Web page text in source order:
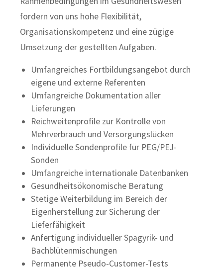
fordern von uns hohe Flexibilität,
Organisationskompetenz und eine zügige
Umsetzung der gestellten Aufgaben.
Umfangreiches Fortbildungsangebot durch
eigene und externe Referenten
Umfangreiche Dokumentation aller
Lieferungen
Reichweitenprofile zur Kontrolle von
Mehrverbrauch und Versorgungslücken
Individuelle Sondenprofile für PEG/PEJ-
Sonden
Umfangreiche internationale Datenbanken
Gesundheitsökonomische Beratung
Stetige Weiterbildung im Bereich der
Eigenherstellung zur Sicherung der
Lieferfähigkeit
Anfertigung individueller Spagyrik- und
Bachblütenmischungen
Permanente Pseudo-Customer-Tests